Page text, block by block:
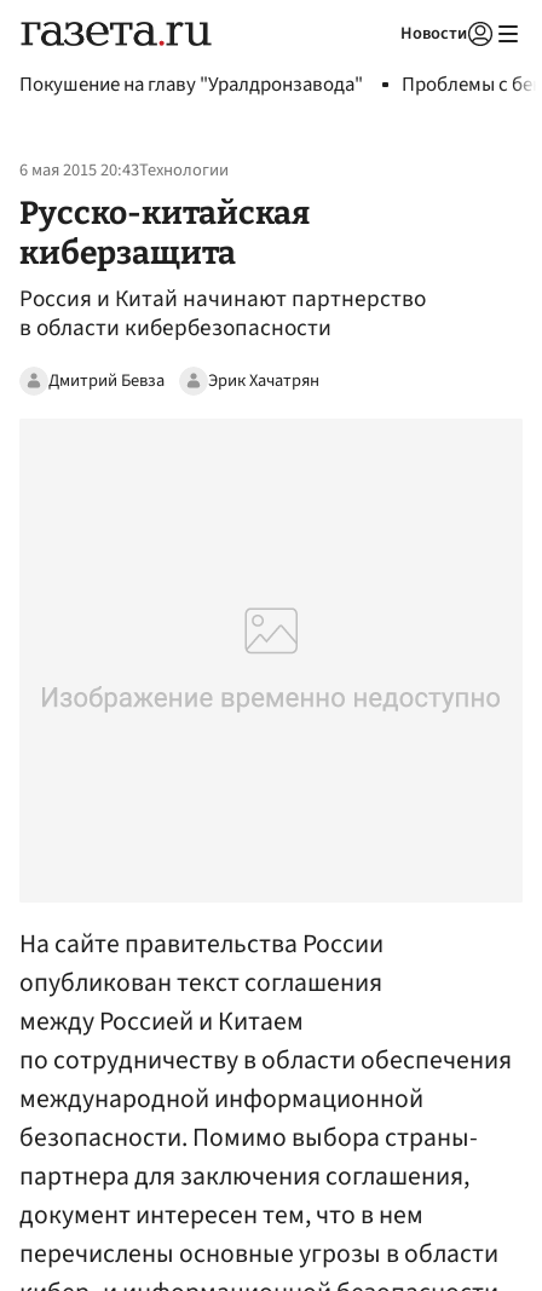
Новости
Покушение на главу "Уралдронзавода" Проблемы с
6 мая 2015 20:43Технологии
Русско-китайская
киберзащита
Россия и Китай начинают партнерство
в области кибербезопасности
Дмитрий Бевза Эрик Хачатрян
На сайте правительства России
опубликован текст соглашения
между Россией и Китаем
по сотрудничеству в области обеспечения
международной информационной
безопасности. Помимо выбора страны-
партнера для заключения соглашения,
документ интересен тем, что в нем
перечислены основные угрозы в области